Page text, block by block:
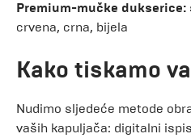
Premium-mučke dukserice:
crvena, crna, bijela
Kako tiskamo
Nudimo sljedeće metode
vaših kapuljača: digitalni